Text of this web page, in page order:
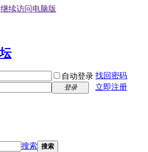
继续访问电脑版
自动登录 找回密码
登录
立即注册
搜索 搜索